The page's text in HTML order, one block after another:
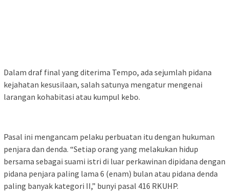
Dalam draf final yang diterima Tempo, ada sejumlah pidana
kejahatan kesusilaan, salah satunya mengatur mengenai
larangan kohabitasi atau kumpul kebo.
Pasal ini mengancam pelaku perbuatan itu dengan hukuman
penjara dan denda. “Setiap orang yang melakukan hidup
bersama sebagai suami istri di luar perkawinan dipidana dengan
pidana penjara paling lama 6 (enam) bulan atau pidana denda
paling banyak kategori II,” bunyi pasal 416 RKUHP.